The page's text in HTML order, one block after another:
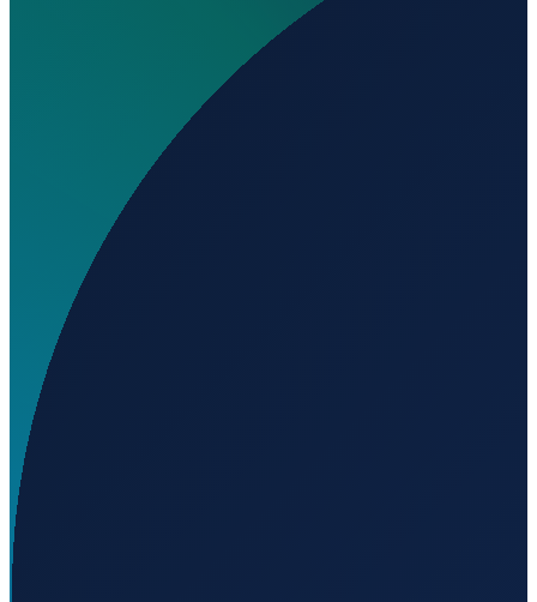
Wo liegt Aeroclub Gregal?
Auf welcher Höhe liegt Aeroclub Gregal?
Wird geladen...
39.22046
m ü. NN
Barcelona